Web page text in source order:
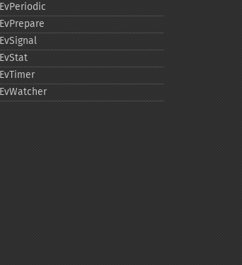
EvPeriodic
EvPrepare
EvSignal
EvStat
EvTimer
EvWatcher